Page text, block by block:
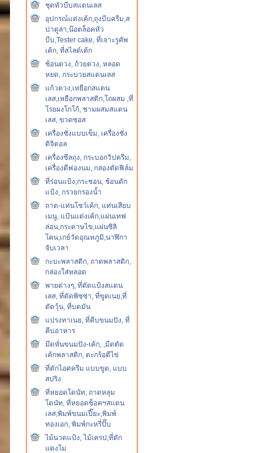
ชุดหัวบีบสแตนเลส
อุปกรณ์แต่งเค้ก,ถุงบีบครีม,ส
ปาตูล่า,น๊อตล็อคหัว
บีบ,Tester cake, ที่เจาะรูคัพ
เค้ก, ที่สไลด์เค้ก
ช้อนตวง, ถ้วยตวง, หลอด
หยด, กระบวยสแตนเลส
แก้วตวง,เหยือกสแตน
เลส,เหยือกพลาสติก,โถผสม ,ที่
โรยผงโกโก้, ชามผสมสแตน
เลส, ขวดซอส
เครื่องชั่งแบบเข็ม, เครื่องชั่ง
ดิจิตอล
เครื่องซีลถุง, กระบอกวิปครีม,
เครื่องตีฟองนม, กล่องตัดฟิล์ม
ที่ร่อนแป้ง,กระชอน, ช้อนตัก
แป้ง, กรวยกรองน้ำ
ถาด-แท่นโชว์เค้ก, แท่นเสียบ
เมนู, แป้นแต่งเค้ก,แผ่นเทฟ
ล่อน,กระดาษไข,แผ่นซิลิ
โคน,เกย์วัดอุณหภูมิ,นาฬิกา
จับเวลา
กะบะพลาสติก, ถาดพลาสติก,
กล่องใส่หลอด
พายต่างๆ, ที่ตัดแป้งสแตน
เลส, ที่ตัดพิซซ่า, ที่ขูดเนย,ที่
ตัดวุ้น, ที่บดมัน
แปรงทาเนย, ที่คีบขนมปัง, ที่
คีบอาหาร
มีดหั่นขนมปัง-เค้ก, ,มีดตัด
เค้กพลาสติก, ตะกร้อตีไข่
ที่ตักไอศครีม แบบขูด, แบบ
สปริง
ที่หยอดโดนัท, ถาดหลุม
โดนัท, ที่หยอดช็อคฯสแตน
เลส,พิมพ์ขนมเปี๊ยะ,พิมพ์
ทองเอก, พิมพ์กะหรี่ปั๊บ
ไม้นวดแป้ง, ไม้เครป,ที่ตัก
แตงโม